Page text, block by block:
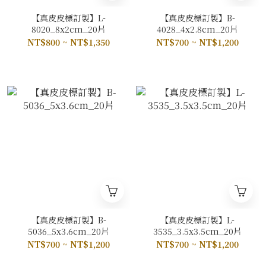
【真皮皮標訂製】L-
8020_8x2cm_20片
NT$800 ~ NT$1,350
【真皮皮標訂製】B-
4028_4x2.8cm_20片
NT$700 ~ NT$1,200
【真皮皮標訂製】B-
5036_5x3.6cm_20片
NT$700 ~ NT$1,200
【真皮皮標訂製】L-
3535_3.5x3.5cm_20片
NT$700 ~ NT$1,200